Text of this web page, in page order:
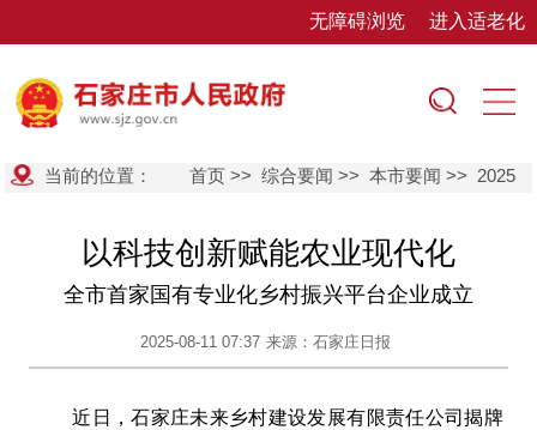
无障碍浏览 进入适老化
当前的位置： 首页 >>综合要闻 >>本市要闻 >> 2025
以科技创新赋能农业现代化
全市首家国有专业化乡村振兴平台企业成立
2025-08-11 07:37 来源：石家庄日报
近日，石家庄未来乡村建设发展有限责任公司揭牌